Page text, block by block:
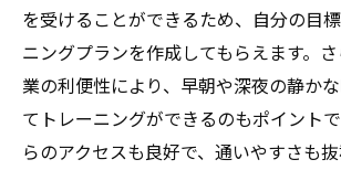
を受けることができるため、自分の目
ニングプランを作成してもらえます。
業の利便性により、早朝や深夜の静か
てトレーニングができるのもポイント
らのアクセスも良好で、通いやすさも抜